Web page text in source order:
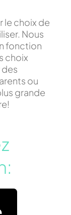
le choix de
Nous
fonction
choix
ou
grande